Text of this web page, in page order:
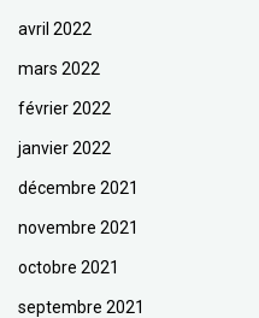
avril 2022
mars 2022
février 2022
janvier 2022
décembre 2021
novembre 2021
octobre 2021
septembre 2021